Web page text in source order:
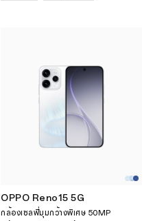
OPPO Reno15 5G
กล้องเซลฟี่มุมกว้างพิเศษ 50MP